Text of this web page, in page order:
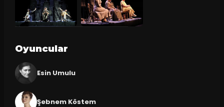
Oyuncular
Esin Umulu
Şebnem Köstem